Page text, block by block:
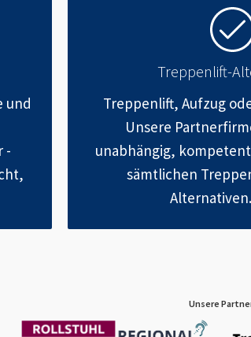
und
-
Treppenlift-
Treppenlift, Aufzug
Unsere
unabhängig,
sämtlichen
Unsere